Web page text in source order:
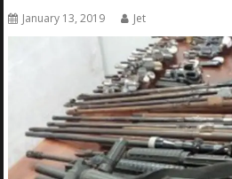
January 13, 2019 Jet